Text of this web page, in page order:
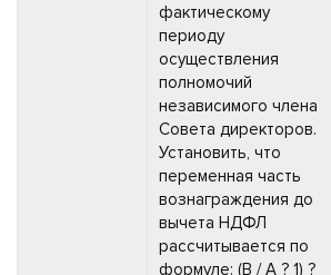
фактическому
периоду
осуществления
полномочий
независимого члена
Совета директоров.
Установить, что
переменная часть
вознаграждения до
вычета НДФЛ
рассчитывается по
формуле: (B / A ? 1) ?